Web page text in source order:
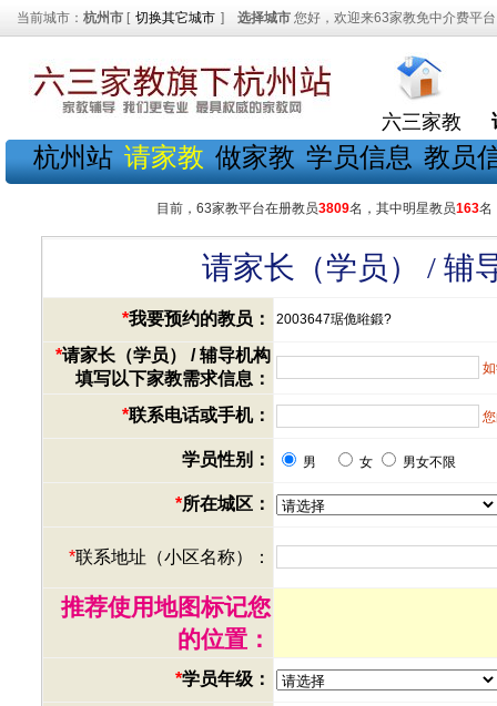
当前城市： 杭州市 [ 切换其它城市 ] 选择城市 您好，欢迎来63家教免中介费平
六三家教
杭州站 请家教 做家教 学员信息 教员
目前，63家教平台在册教员3809名，其中明星教员163名
请家长（学员） / 辅
*我要预约的教员： 2003647琚佹暀鍛?
*请家长（学员） / 辅导机构
填写以下家教需求信息：
*联系电话或手机：
学员性别： 男 女 男女不限
*所在城区：
*联系地址（小区名称）：
推荐使用地图标记您
的位置：
*学员年级：